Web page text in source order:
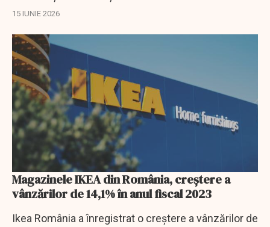
15 IUNIE 2026
Magazinele IKEA din România, creştere a
vânzărilor de 14,1% în anul fiscal 2023
Ikea România a înregistrat o creştere a vânzărilor de